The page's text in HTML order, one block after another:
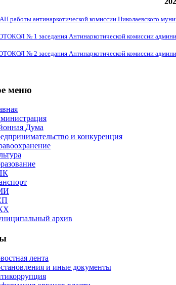
работы антинаркотической комиссии Николаевского
№ 1 заседания Антинаркотической комиссии
№ 2 заседания Антинаркотической комиссии
меню
Дума
и конкуренция
архив
лента
и иные документы